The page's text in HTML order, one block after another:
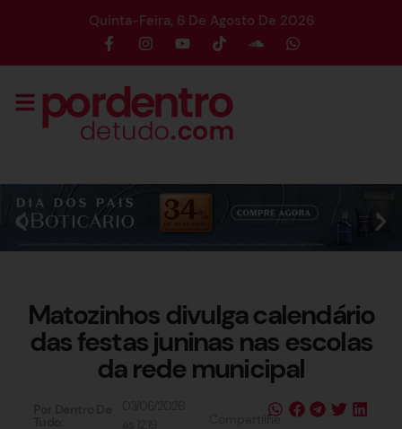
Quinta-Feira, 6 De Agosto De 2026
Matozinhos divulga calendário
das festas juninas nas escolas
da rede municipal
Compartilhe